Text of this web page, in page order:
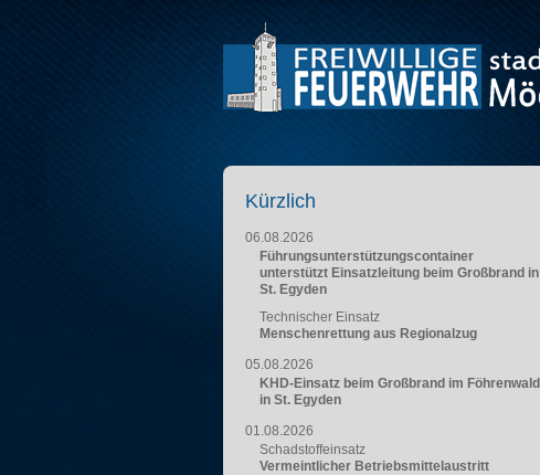
Kürzlich
06.08.2026
Führungsunterstützungscontainer
unterstützt Einsatzleitung beim Großbrand in
St. Egyden
Technischer Einsatz
Menschenrettung aus Regionalzug
05.08.2026
KHD-Einsatz beim Großbrand im Föhrenwald
in St. Egyden
01.08.2026
Schadstoffeinsatz
Vermeintlicher Betriebsmittelaustritt